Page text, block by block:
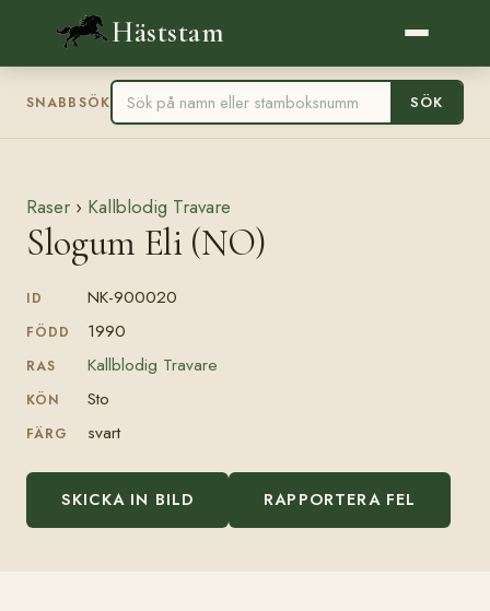
Häststam
SNABBSÖK SÖK
Raser › Kallblodig Travare
Slogum Eli (NO)
ID NK-900020
FÖDD 1990
RAS Kallblodig Travare
KÖN Sto
FÄRG svart
SKICKA IN BILD RAPPORTERA FEL